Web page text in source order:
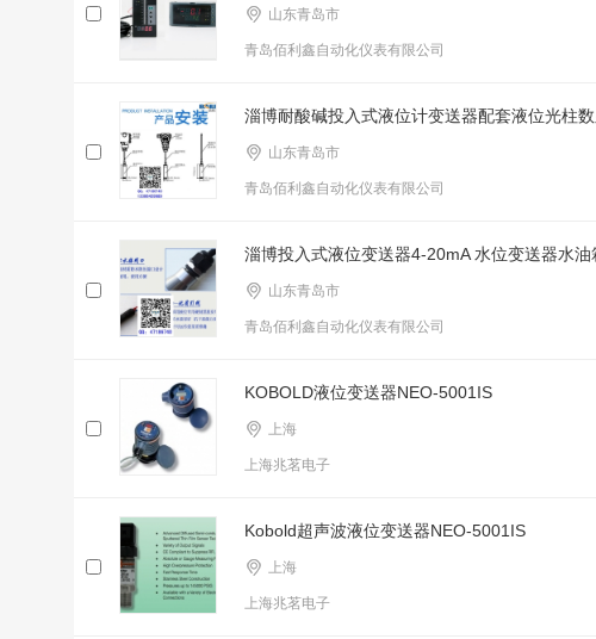
山东青岛市
青岛佰利鑫自动化仪表有限公司
淄博耐酸碱投入式液位计变送器配套液位光柱
山东青岛市
青岛佰利鑫自动化仪表有限公司
淄博投入式液位变送器4-20mA 水位变送器水油
山东青岛市
青岛佰利鑫自动化仪表有限公司
KOBOLD液位变送器NEO-5001IS
上海
上海兆茗电子
Kobold超声波液位变送器NEO-5001IS
上海
上海兆茗电子